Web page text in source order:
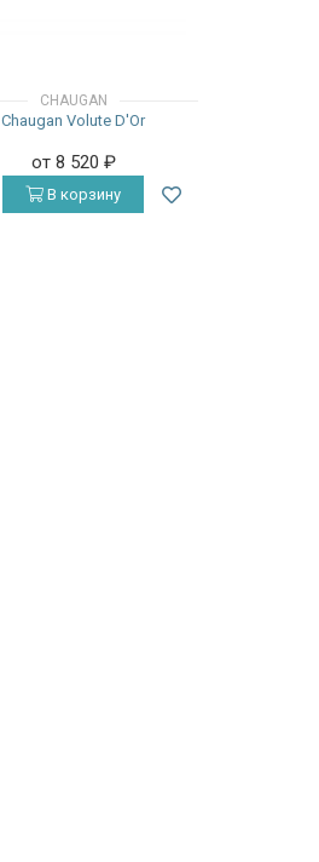
CHAUGAN
Chaugan Volute D'Or
от 8 520 ₽
В корзину